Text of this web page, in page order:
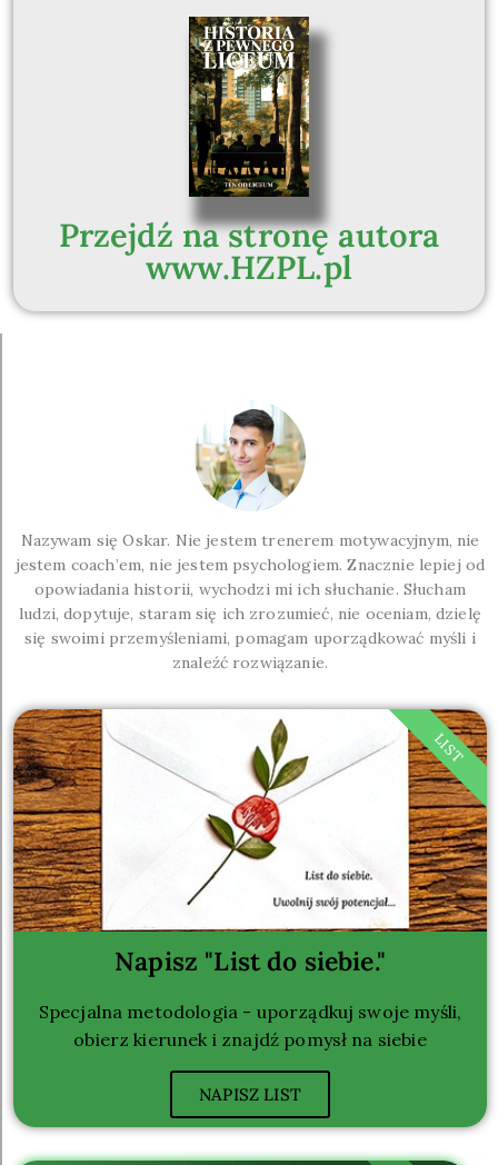
Przejdź na stronę autora
www.HZPL.pl
Nazywam się Oskar. Nie jestem trenerem motywacyjnym, nie
jestem coach’em, nie jestem psychologiem. Znacznie lepiej od
opowiadania historii, wychodzi mi ich słuchanie. Słucham
ludzi, dopytuje, staram się ich zrozumieć, nie oceniam, dzielę
się swoimi przemyśleniami, pomagam uporządkować myśli i
znaleźć rozwiązanie.
Napisz "List do siebie."
Specjalna metodologia - uporządkuj swoje myśli,
obierz kierunek i znajdź pomysł na siebie
NAPISZ LIST
LIST